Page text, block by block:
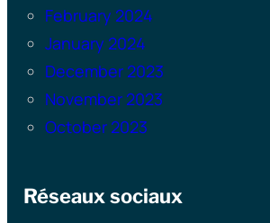
February 2024
January 2024
December 2023
November 2023
October 2023
Réseaux sociaux